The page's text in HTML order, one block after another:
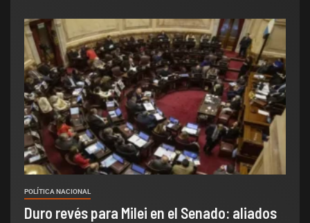
POLÍTICA NACIONAL
Duro revés para Milei en el Senado: aliados